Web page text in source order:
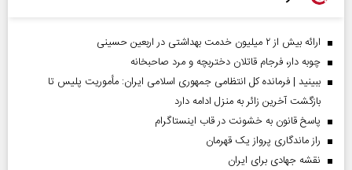
ارائه بیش از ۲ میلیون خدمت بهداشتی در اربعین حسینی
چوبه دار، فرجام قاتلان دختربچه و مرد صاحبخانه
ببینید | فرمانده کل انتظامی جمهوری اسلامی ایران­: مأموریت پلیس تا
بازگشت آخرین زائر به منزل ادامه دارد
پاسخ قانون به خشونت در قاب اینستاگرام
راز ماندگاری پرواز یک قهرمان
نقشه جهادی برای ایران